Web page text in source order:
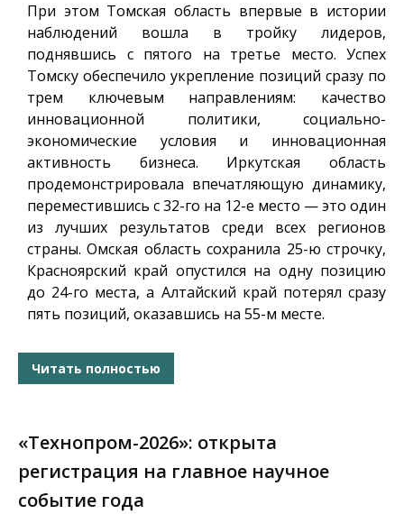
При этом Томская область впервые в истории
наблюдений вошла в тройку лидеров,
поднявшись с пятого на третье место. Успех
Томску обеспечило укрепление позиций сразу по
трем ключевым направлениям: качество
инновационной политики, социально-
экономические условия и инновационная
активность бизнеса. Иркутская область
продемонстрировала впечатляющую динамику,
переместившись с 32-го на 12-е место — это один
из лучших результатов среди всех регионов
страны. Омская область сохранила 25-ю строчку,
Красноярский край опустился на одну позицию
до 24-го места, а Алтайский край потерял сразу
пять позиций, оказавшись на 55-м месте.
Читать полностью
«Технопром-2026»: открыта
регистрация на главное научное
событие года